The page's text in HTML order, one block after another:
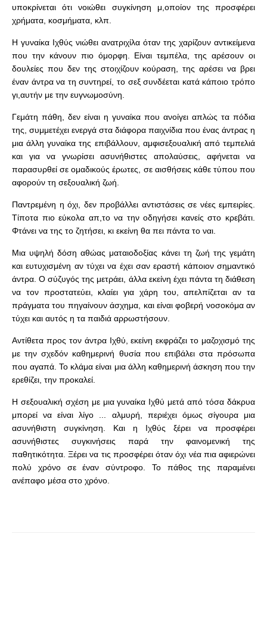
υποκρίνεται ότι νοιώθει συγκίνηση μ,οποίον της προσφέρει
χρήματα, κοσμήματα, κλπ.
Η γυναίκα Ιχθύς νιώθει ανατριχίλα όταν της χαρίζουν αντικείμενα
που την κάνουν πιο όμορφη. Είναι τεμπέλα, της αρέσουν οι
δουλείες που δεν της στοιχίζουν κούραση, της αρέσει να βρει
έναν άντρα να τη συντηρεί, το σεξ συνδέεται κατά κάποιο τρόπο
γι,αυτήν με την ευγνωμοσύνη.
Γεμάτη πάθη, δεν είναι η γυναίκα που ανοίγει απλώς τα πόδια
της, συμμετέχει ενεργά στα διάφορα παιχνίδια που ένας άντρας η
μια άλλη γυναίκα της επιβάλλουν, αμφισεξουαλική από τεμπελιά
και για να γνωρίσει ασυνήθιστες απολαύσεις, αφήνεται να
παρασυρθεί σε ομαδικούς έρωτες, σε αισθήσεις κάθε τύπου που
αφορούν τη σεξουαλική ζωή.
Παντρεμένη η όχι, δεν προβάλλει αντιστάσεις σε νέες εμπειρίες.
Τίποτα πιο εύκολα απ,το να την οδηγήσει κανείς στο κρεβάτι.
Φτάνει να της το ζητήσει, κι εκείνη θα πει πάντα το ναι.
Μια υψηλή δόση αθώας ματαιοδοξίας κάνει τη ζωή της γεμάτη
και ευτυχισμένη αν τύχει να έχει σαν εραστή κάποιον σημαντικό
άντρα. Ο σύζυγός της μετράει, άλλα εκείνη έχει πάντα τη διάθεση
να τον προστατεύει, κλαίει για χάρη του, απελπίζεται αν τα
πράγματα του πηγαίνουν άσχημα, και είναι φοβερή νοσοκόμα αν
τύχει και αυτός η τα παιδιά αρρωστήσουν.
Αντίθετα προς τον άντρα Ιχθύ, εκείνη εκφράζει το μαζοχισμό της
με την σχεδόν καθημερινή θυσία που επιβάλει στα πρόσωπα
που αγαπά. Το κλάμα είναι μια άλλη καθημερινή άσκηση που την
ερεθίζει, την προκαλεί.
Η σεξουαλική σχέση με μια γυναίκα Ιχθύ μετά από τόσα δάκρυα
μπορεί να είναι λίγο ... αλμυρή, περιέχει όμως σίγουρα μια
ασυνήθιστη συγκίνηση. Και η Ιχθύς ξέρει να προσφέρει
ασυνήθιστες συγκινήσεις παρά την φαινομενική της
παθητικότητα. Ξέρει να τις προσφέρει όταν όχι νέα πια αφιερώνει
πολύ χρόνο σε έναν σύντροφο. Το πάθος της παραμένει
ανέπαφο μέσα στο χρόνο.